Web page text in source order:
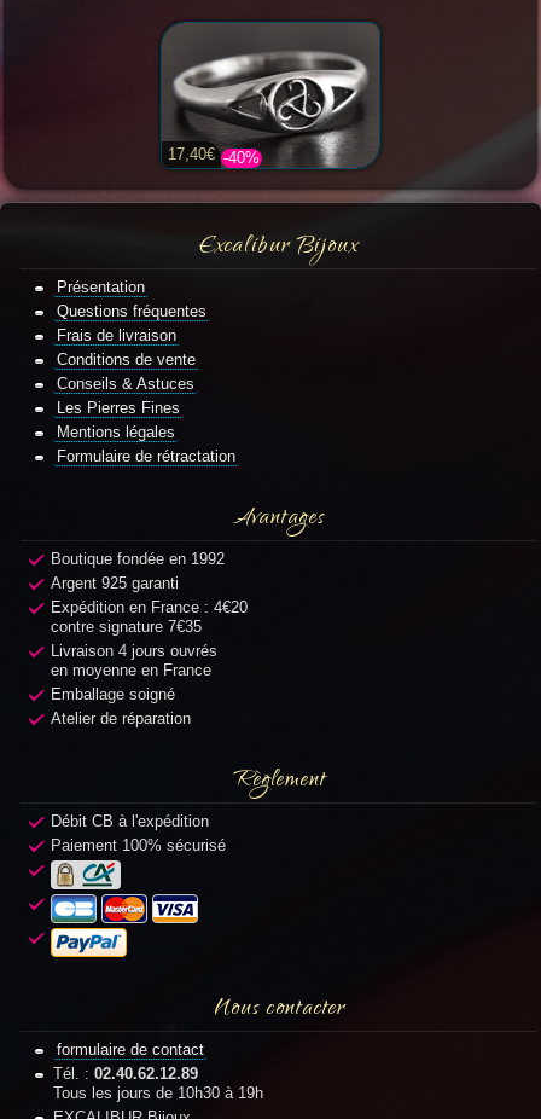
17,40€ -40%
Excalibur Bijoux
Présentation
Questions fréquentes
Frais de livraison
Conditions de vente
Conseils & Astuces
Les Pierres Fines
Mentions légales
Formulaire de rétractation
Avantages
Boutique fondée en 1992
Argent 925 garanti
Expédition en France : 4€20
contre signature 7€35
Livraison 4 jours ouvrés
en moyenne en France
Emballage soigné
Atelier de réparation
Règlement
Débit CB à l'expédition
Paiement 100% sécurisé
Nous contacter
formulaire de contact
Tél. : 02.40.62.12.89
Tous les jours de 10h30 à 19h